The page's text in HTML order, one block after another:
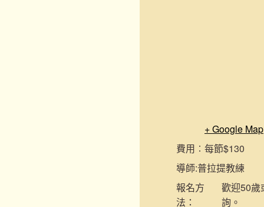
+ Google Map
費用︰ 每節$130
導師:普拉提教練
報名方
法：
歡迎50歲
詢。